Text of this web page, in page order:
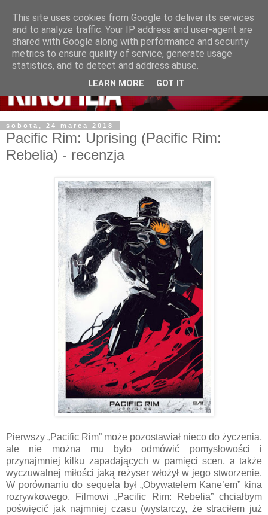
sobota, 24 marca 2018
Pacific Rim: Uprising (Pacific Rim:
Rebelia) - recenzja
Pierwszy „Pacific Rim” może pozostawiał nieco do życzenia,
ale nie można mu było odmówić pomysłowości i
przynajmniej kilku zapadających w pamięci scen, a także
wyczuwalnej miłości jaką reżyser włożył w jego stworzenie.
W porównaniu do sequela był „Obywatelem Kane’em” kina
rozrywkowego. Filmowi „Pacific Rim: Rebelia” chciałbym
poświęcić jak najmniej czasu (wystarczy, że straciłem już
This site uses cookies from Google to deliver its services
and to analyze traffic. Your IP address and user-agent are
shared with Google along with performance and security
metrics to ensure quality of service, generate usage
statistics, and to detect and address abuse.
LEARN MORE GOT IT